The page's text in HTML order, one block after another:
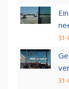
31-
31-